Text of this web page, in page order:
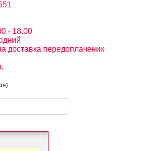
- 18.00
доставка передоплачених